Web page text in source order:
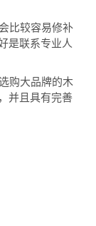
比较容易修补
是联系专业人
购大品牌的木
并且具有完善